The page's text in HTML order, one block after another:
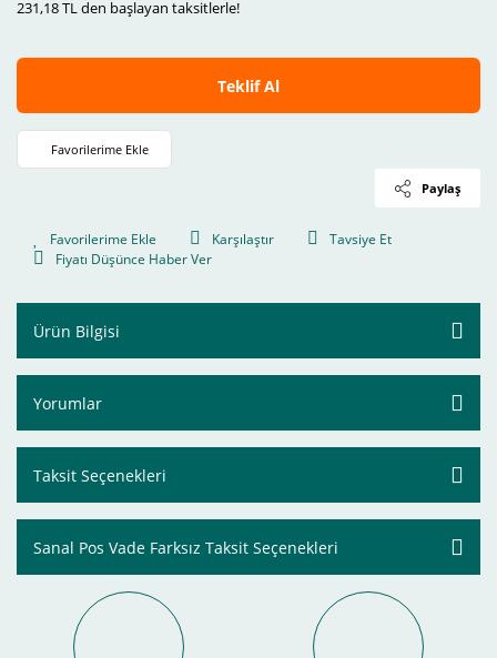
231,18 TL den başlayan taksitlerle!
Teklif Al
Paylaş
Karşılaştır
Tavsiye Et
Fiyatı Düşünce Haber Ver
Ürün Bilgisi
Yorumlar
Taksit Seçenekleri
Sanal Pos Vade Farksız Taksit Seçenekleri